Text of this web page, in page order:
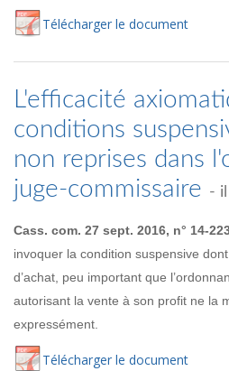
Télécharger le document
L'efficacité
conditions
non reprises dans
juge-commissaire -
Cass. com. 27 sept. 2016, n° 14-
invoquer la condition suspensive
d’achat, peu important que
autorisant la vente à son profit ne la
expressément.
Télécharger le document